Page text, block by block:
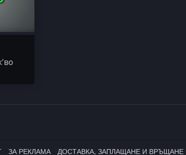
ЗА РЕКЛАМА ДОСТАВКА, ЗАПЛАЩАНЕ И ВРЪЩАНЕ